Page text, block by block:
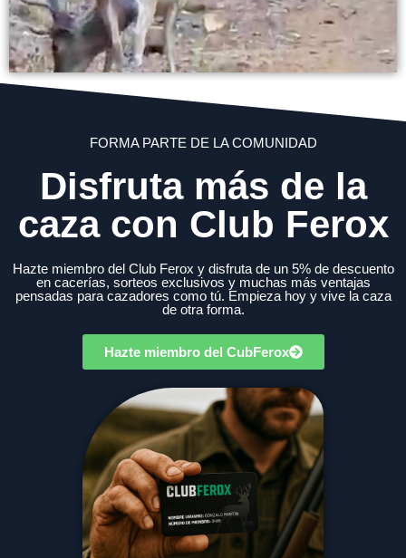
FORMA PARTE DE LA COMUNIDAD
Disfruta más de la
caza con Club Ferox
Hazte miembro del Club Ferox y disfruta de un 5% de descuento
en cacerías, sorteos exclusivos y muchas más ventajas
pensadas para cazadores como tú. Empieza hoy y vive la caza
de otra forma.
Hazte miembro del CubFerox